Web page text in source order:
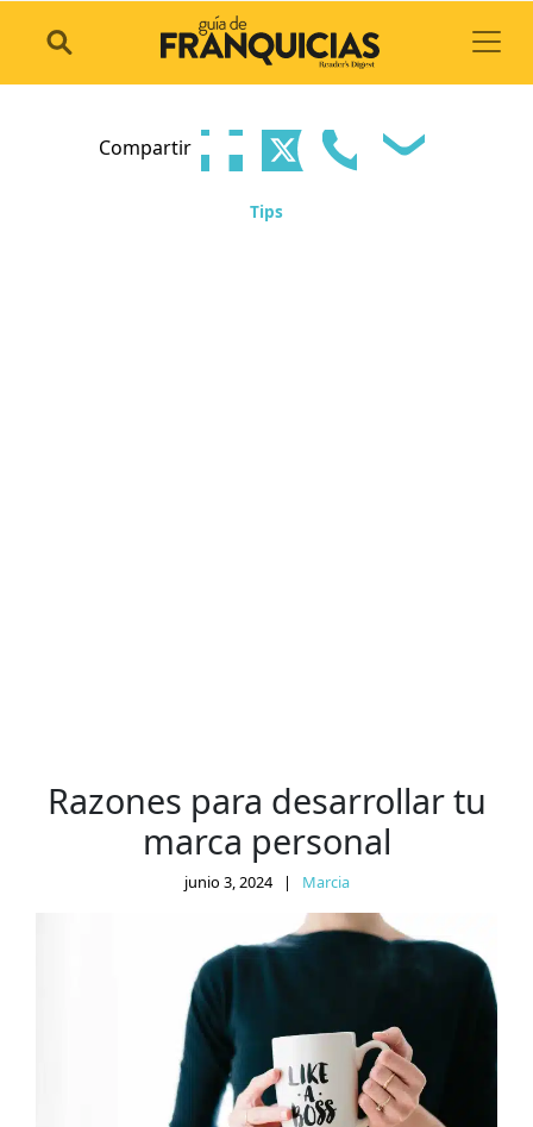
Compartir
Tips
Razones para desarrollar tu
marca personal
junio 3, 2024 | Marcia